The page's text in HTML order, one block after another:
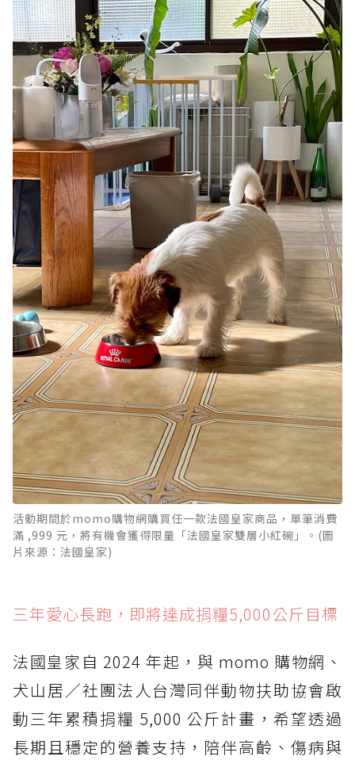
活動期間於momo購物網購買任一款法國皇家商品，單筆消費
滿 ,999 元，將有機會獲得限量「法國皇家雙層小紅碗」。(圖
片來源：法國皇家)
三年愛心長跑，即將達成捐糧5,000公斤目標
法國皇家自 2024 年起，與 momo 購物網、
犬山居／社團法人台灣同伴動物扶助協會啟
動三年累積捐糧 5,000 公斤計畫，希望透過
長期且穩定的營養支持，陪伴高齡、傷病與